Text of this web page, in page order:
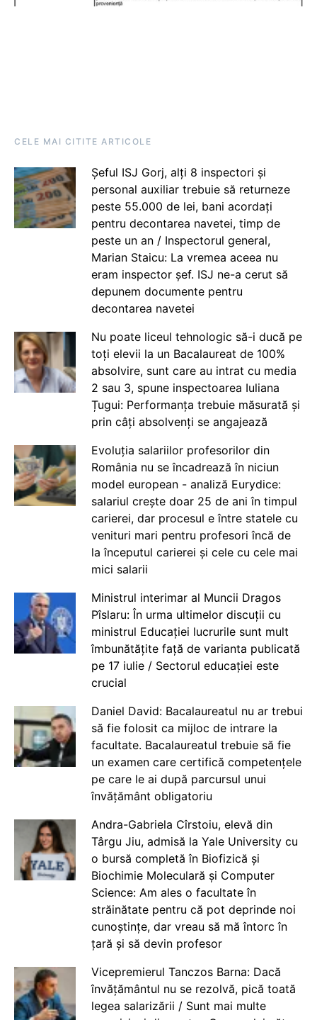
CELE MAI CITITE ARTICOLE
Șeful ISJ Gorj, alți 8 inspectori și
personal auxiliar trebuie să returneze
peste 55.000 de lei, bani acordați
pentru decontarea navetei, timp de
peste un an / Inspectorul general,
Marian Staicu: La vremea aceea nu
eram inspector șef. ISJ ne-a cerut să
depunem documente pentru
decontarea navetei
Nu poate liceul tehnologic să-i ducă pe
toți elevii la un Bacalaureat de 100%
absolvire, sunt care au intrat cu media
2 sau 3, spune inspectoarea Iuliana
Țugui: Performanța trebuie măsurată și
prin câți absolvenți se angajează
Evoluția salariilor profesorilor din
România nu se încadrează în niciun
model european - analiză Eurydice:
salariul crește doar 25 de ani în timpul
carierei, dar procesul e între statele cu
venituri mari pentru profesori încă de
la începutul carierei și cele cu cele mai
mici salarii
Ministrul interimar al Muncii Dragos
Pîslaru: În urma ultimelor discuții cu
ministrul Educației lucrurile sunt mult
îmbunătățite față de varianta publicată
pe 17 iulie / Sectorul educației este
crucial
Daniel David: Bacalaureatul nu ar trebui
să fie folosit ca mijloc de intrare la
facultate. Bacalaureatul trebuie să fie
un examen care certifică competențele
pe care le ai după parcursul unui
învățământ obligatoriu
Andra-Gabriela Cîrstoiu, elevă din
Târgu Jiu, admisă la Yale University cu
o bursă completă în Biofizică și
Biochimie Moleculară și Computer
Science: Am ales o facultate în
străinătate pentru că pot deprinde noi
cunoștințe, dar vreau să mă întorc în
țară și să devin profesor
Vicepremierul Tanczos Barna: Dacă
învățământul nu se rezolvă, pică toată
legea salarizării / Sunt mai multe